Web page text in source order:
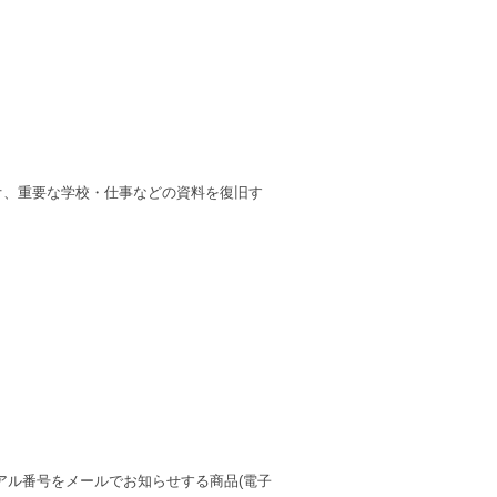
重要な学校・仕事などの資料を復旧す
番号をメールでお知らせする商品(電子